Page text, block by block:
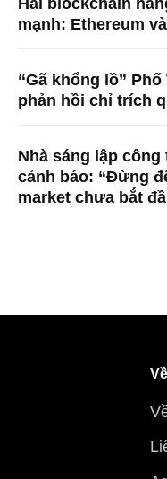
mạnh: Ethereum
“Gã khổng lồ”
phản hồi chỉ trích
Nhà sáng lập
cảnh báo: “Đừng
market chưa bắt